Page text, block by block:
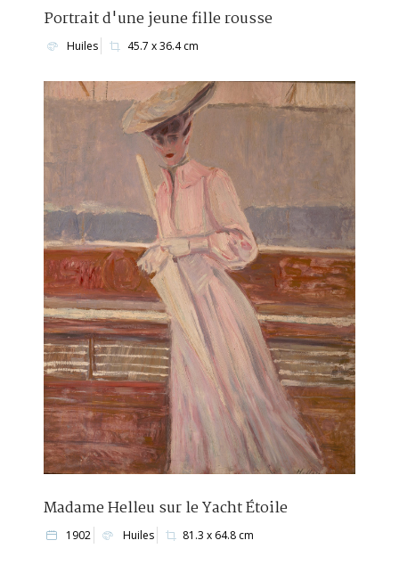
Portrait d'une jeune fille rousse
Huiles 45.7 x 36.4 cm
Madame Helleu sur le Yacht Étoile
1902 Huiles 81.3 x 64.8 cm